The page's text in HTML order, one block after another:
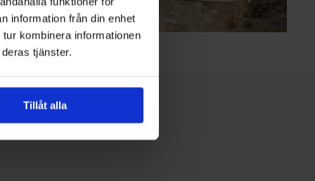
information från din enhet
kombinera informationen
tjänster.
Tillåt alla